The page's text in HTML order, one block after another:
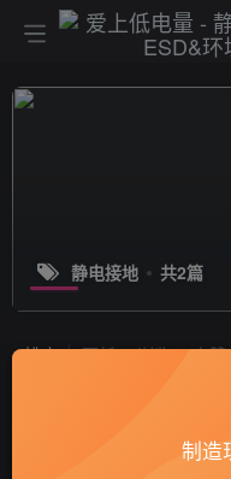
静电接地 共2篇
排序 更新 浏览 点赞
制造